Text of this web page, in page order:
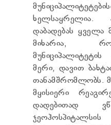
ხელსაყრელია.
დაბადებას
მიხარია,
მერი, დავით
თანამშრომლობს.
მყისიერი
დადებითად